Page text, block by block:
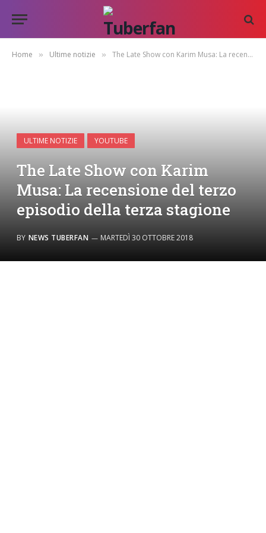
Home » Ultime notizie » The Late Show con Karim Musa: La recensione del terzo episodio della terza stagione
ULTIME NOTIZIE YOUTUBE
The Late Show con Karim
Musa: La recensione del terzo
episodio della terza stagione
BY NEWS TUBERFAN MARTEDÌ 30 OTTOBRE 2018